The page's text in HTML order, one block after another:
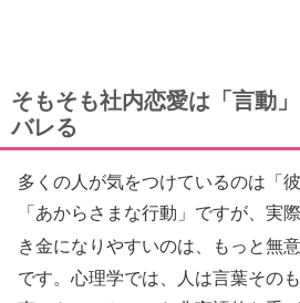
そもそも社内恋愛は「言動
バレる
多くの人が気をつけているのは「
「あからさまな行動」ですが、実
き金になりやすいのは、もっと無
です。心理学では、人は言葉その